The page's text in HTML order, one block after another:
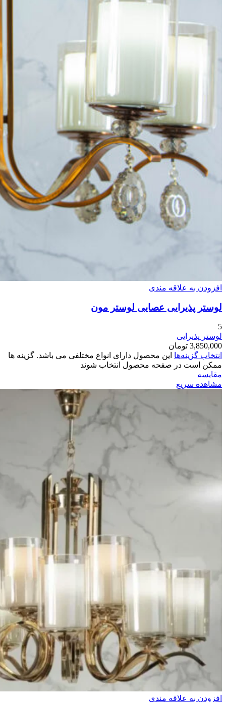
افزودن به علاقه مندی
لوستر پذیرایی عصایی لوستر مون
5
لوستر پذیرایی
3,850,000 تومان
انتخاب گزینه‌ها این محصول دارای انواع مختلفی می باشد. گزینه ها
ممکن است در صفحه محصول انتخاب شوند
مقایسه
مشاهده سریع
افزودن به علاقه مندی